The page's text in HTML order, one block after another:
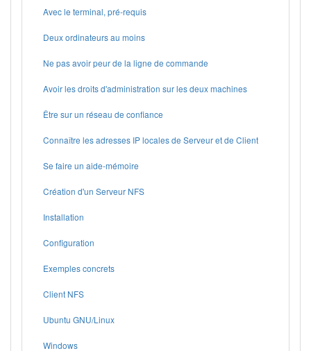
Avec le terminal, pré-requis
Deux ordinateurs au moins
Ne pas avoir peur de la ligne de commande
Avoir les droits d'administration sur les deux machines
Être sur un réseau de confiance
Connaître les adresses IP locales de Serveur et de Client
Se faire un aide-mémoire
Création d'un Serveur NFS
Installation
Configuration
Exemples concrets
Client NFS
Ubuntu GNU/Linux
Windows